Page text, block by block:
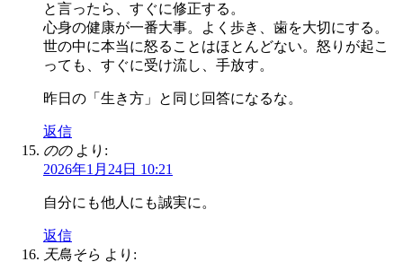
と言ったら、すぐに修正する。
心身の健康が一番大事。よく歩き、歯を大切にする。
世の中に本当に怒ることはほとんどない。怒りが起こ
っても、すぐに受け流し、手放す。
昨日の「生き方」と同じ回答になるな。
返信
のの より:
2026年1月24日 10:21
自分にも他人にも誠実に。
返信
天鳥そら より: